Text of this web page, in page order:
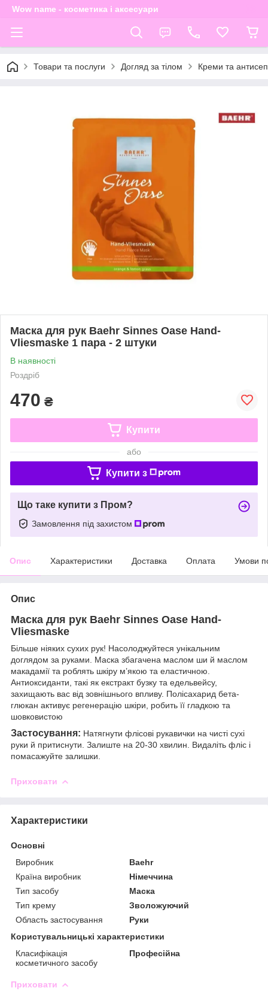
Wow name - косметика і аксесуари
Товари та послуги Догляд за тілом Креми та
Маска для рук Baehr Sinnes Oase Hand-
Vliesmaske 1 пара - 2 штуки
В наявності
Роздріб
470 ₴
Купити
або
Купити з
Що таке купити з Пром?
Замовлення під захистом
Опис Характеристики Доставка Оплата Умови
Опис
Маска для рук Baehr Sinnes Oase Hand-
Vliesmaske
Більше ніяких сухих рук! Насолоджуйтеся унікальним
доглядом за руками. Маска збагачена маслом ши й маслом
макадамії та роблять шкіру м’якою та еластичною.
Антиоксиданти, такі як екстракт бузку та едельвейсу,
захищають вас від зовнішнього впливу. Полісахарид бета-
глюкан активує регенерацію шкіри, робить її гладкою та
шовковистою
Застосування: Натягнути флісові рукавички на чисті сухі
руки й притиснути. Залиште на 20-30 хвилин. Видаліть фліс і
помасажуйте залишки.
Приховати
Характеристики
Основні
Виробник
Baehr
Країна виробник
Німеччина
Тип засобу
Маска
Тип крему
Зволожуючий
Область застосування
Руки
Користувальницькі характеристики
Класифікація
косметичного засобу
Професійна
Приховати